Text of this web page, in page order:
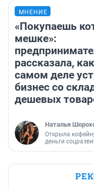
МНЕНИЕ
«Покупаешь
мешке»:
рассказала,
самом деле
бизнес со
дешевых
Наталья
Открыла
деньги